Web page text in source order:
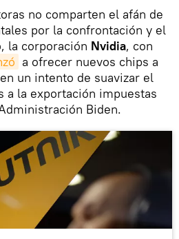
no comparten el afán de
por la confrontación y el
la corporación Nvidia, con
a ofrecer nuevos chips a
un intento de suavizar el
a la exportación impuestas
Biden.